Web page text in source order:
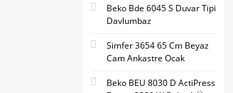
Beko Bde 6045 S Duvar Tipi
Davlumbaz
Simfer 3654 65 Cm Beyaz
Cam Ankastre Ocak
Beko BEU 8030 D ActiPress